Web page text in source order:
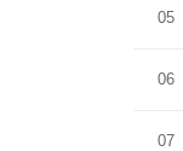
05
06
07